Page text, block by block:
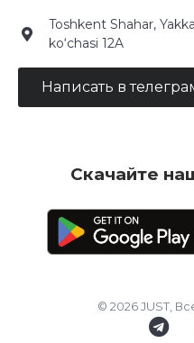
Toshkent Shahar,
ko‘chasi 12A
Написать в
Скачайте
© 2026 JUST,